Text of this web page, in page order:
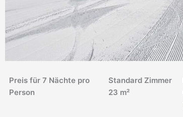
Preis für 7 Nächte pro
Person
Standard Zimmer
23 m²